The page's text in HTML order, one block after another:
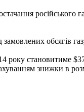
російського
обсягів
року становитиме
знижки в